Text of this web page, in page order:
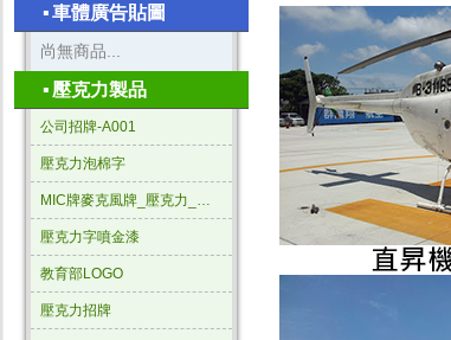
▪車體廣告貼圖
尚無商品...
▪ 壓克力製品
公司招牌-A001
壓克力泡棉字
MIC牌麥克風牌_壓克力_三角形
壓克力字噴金漆
教育部LOGO
壓克力招牌